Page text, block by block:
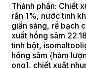
Thành phần: Chiết
rắn 1%, nước tinh
giần sàng, rễ bạch
xuất hồng sâm
tinh bột,
hồng sâm {hàm
ong], chiết xuất